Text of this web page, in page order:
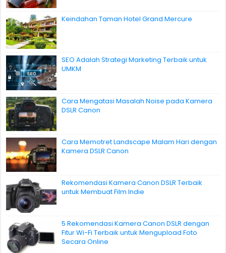
Keindahan Taman Hotel Grand Mercure
SEO Adalah Strategi Marketing Terbaik untuk
UMKM
Cara Mengatasi Masalah Noise pada Kamera
DSLR Canon
Cara Memotret Landscape Malam Hari dengan
Kamera DSLR Canon
Rekomendasi Kamera Canon DSLR Terbaik
untuk Membuat Film Indie
5 Rekomendasi Kamera Canon DSLR dengan
Fitur Wi-Fi Terbaik untuk Mengupload Foto
Secara Online